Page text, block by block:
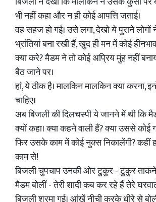
भी नहीं कहा और न ही कोई आपत्ति जताई।
वह सहज हो गई। उसे लगा, देखो ये पुराने
भ्रांतियां बना रखी हैं, खुद ही मन में कोई
क्या करे? मैडम ने तो कोई अप्रिय मुंह नहीं
बैठ जाने पर।
हां, ये ठीक है। मालकिन मालकिन क्या करना,
चाहिए।
अब बिजली की दिलचस्पी ये जानने में थी कि
क्यों कहा। क्या कहने वाली हैं? क्या उससे कोई
फिर उसके काम में कोई नुक्स निकालेंगी? कहीं
काम से!
बिजली चुपचाप उनकी ओर टुकुर - टुकुर ताकने
मैडम बोलीं - तेरी शादी कब कर रहे हैं तेरे